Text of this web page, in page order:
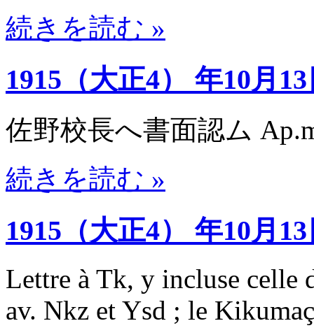
続きを読む »
1915（大正4） 年10月
佐野校長へ書面認ム
続きを読む »
1915（大正4） 年10月
Lettre à Tk, y incluse celle
av. Nkz et Ysd ; le